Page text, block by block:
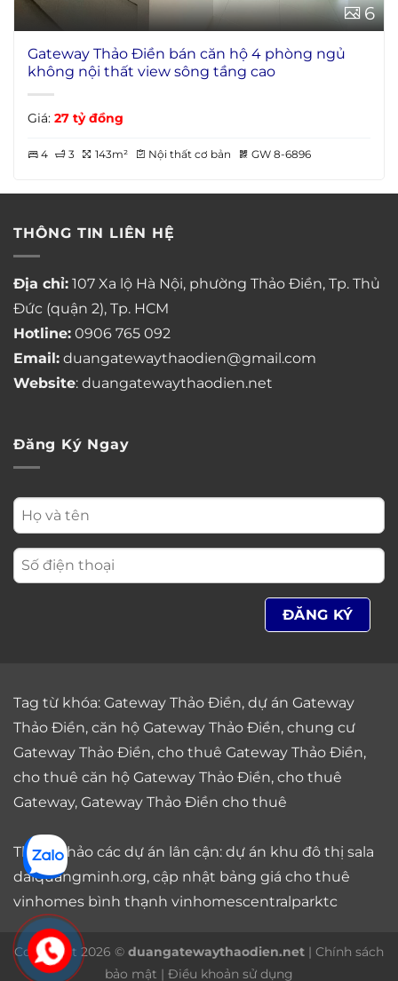
6
Gateway Thảo Điền bán căn hộ 4 phòng ngủ
không nội thất view sông tầng cao
Giá: 27 tỷ đồng
4 3 143m² Nội thất cơ bản GW 8-6896
THÔNG TIN LIÊN HỆ
Địa chỉ: 107 Xa lộ Hà Nội, phường Thảo Điền, Tp. Thủ
Đức (quận 2), Tp. HCM
Hotline: 0906 765 092
Email: duangatewaythaodien@gmail.com
Website: duangatewaythaodien.net
Đăng Ký Ngay
Tag từ khóa: Gateway Thảo Điền, dự án Gateway
Thảo Điền, căn hộ Gateway Thảo Điền, chung cư
Gateway Thảo Điền, cho thuê Gateway Thảo Điền,
cho thuê căn hộ Gateway Thảo Điền, cho thuê
Gateway, Gateway Thảo Điền cho thuê
Tham khảo các dự án lân cận: dự án khu đô thị sala
daiquangminh.org, cập nhật bảng giá cho thuê
vinhomes bình thạnh vinhomescentralparktc
Copyright 2026 © duangatewaythaodien.net | Chính sách
bảo mật | Điều khoản sử dụng